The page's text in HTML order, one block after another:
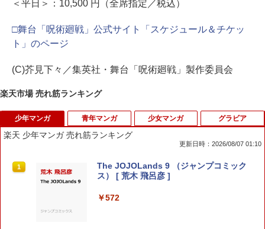
＜平日＞：10,500 円（全席指定／税込）
□舞台「呪術廻戦」公式サイト「スケジュール＆チケッ
ト」のページ
(C)芥見下々／集英社・舞台「呪術廻戦」製作委員会
楽天市場 売れ筋ランキング
少年マンガ
楽天 少年マンガ 売れ筋ランキング
更新日時：2026/08/07 01:10
1
The JOJOLands 9 （ジャンプコミック
ス） [ 荒木 飛呂彦 ]
￥572
青年マンガ 少女マンガ グラビア